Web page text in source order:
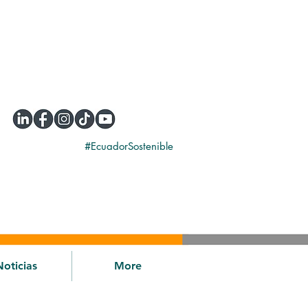
#EcuadorSostenible
More